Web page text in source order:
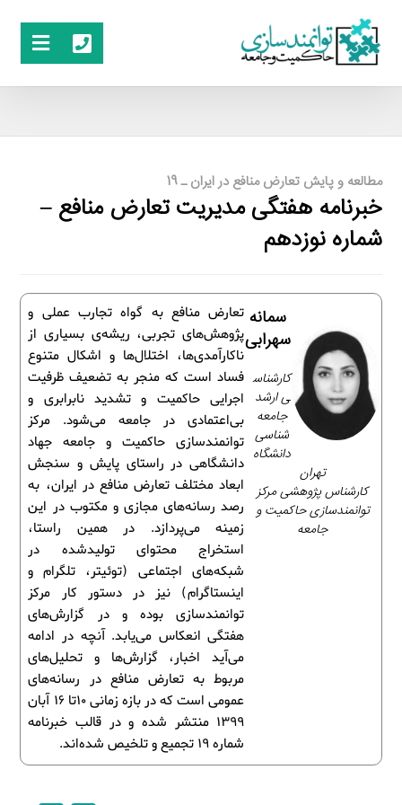
مطالعه و پایش تعارض منافع در ایران ـ 19
خبرنامه هفتگی مدیریت تعارض منافع –
شماره نوزدهم
تعارض منافع به گواه تجارب عملی و
پژوهش‌های تجربی، ریشه‌ی بسیاری از
ناکارآمدی‌ها، اختلال‌ها و اشکال متنوع
فساد است که منجر به تضعیف ظرفیت
اجرایی حاکمیت و تشدید نابرابری و
بی‌اعتمادی در جامعه می‌شود. مرکز
توانمندسازی حاکمیت و جامعه جهاد
دانشگاهی در راستای پایش و سنجش
ابعاد مختلف تعارض منافع در ایران، به
رصد رسانه‌های مجازی و مکتوب در این
زمینه می‌پردازد. در همین راستا،
استخراج محتوای تولیدشده در
شبکه‌های اجتماعی (توئیتر، تلگرام و
اینستاگرام) نیز در دستور کار مرکز
توانمندسازی بوده و در گزارش‌های
هفتگی انعکاس می‌یابد. آنچه در ادامه
می‌آید اخبار، گزارش‌ها و تحلیل‌های
مربوط به تعارض منافع در رسانه‌های
عمومی است که در بازه زمانی 10تا 16 آبان
1399 منتشر شده و در قالب خبرنامه
شماره 19 تجمیع و تلخیص شده‌اند.
سمانه
سهرابی
کارشناس
ی ارشد
جامعه‌
شناسی
دانشگاه
تهران
کارشناس پژوهشی مرکز
توانمندسازی حاکمیت و
جامعه